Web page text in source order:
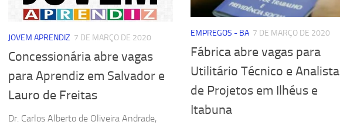
JOVEM APRENDIZ 7 DE MARÇO DE 2020
Concessionária abre vagas
para Aprendiz em Salvador e
Lauro de Freitas
Dr. Carlos Alberto de Oliveira Andrade,
EMPREGOS - BA 7 DE MARÇO DE 2020
Fábrica abre vagas para
Utilitário Técnico e Analista
de Projetos em Ilhéus e
Itabuna